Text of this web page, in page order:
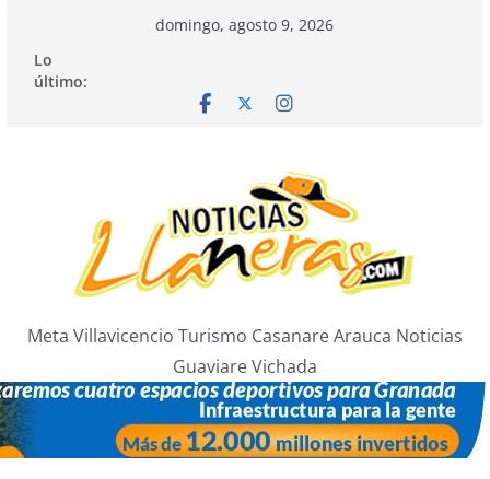
contenido
domingo, agosto 9, 2026
Lo
último:
Meta Villavicencio Turismo Casanare Arauca Noticias
Guaviare Vichada